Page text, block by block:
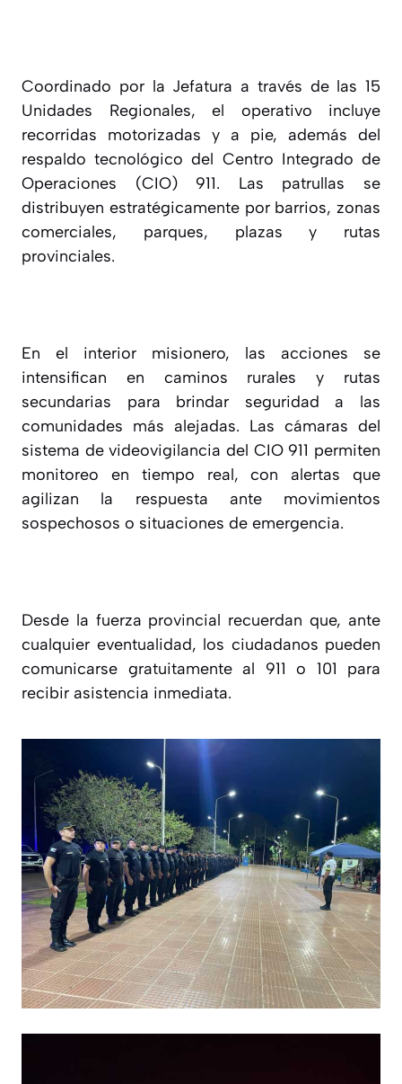
Coordinado por la Jefatura a través de las 15
Unidades Regionales, el operativo incluye
recorridas motorizadas y a pie, además del
respaldo tecnológico del Centro Integrado de
Operaciones (CIO) 911. Las patrullas se
distribuyen estratégicamente por barrios, zonas
comerciales, parques, plazas y rutas
provinciales.
En el interior misionero, las acciones se
intensifican en caminos rurales y rutas
secundarias para brindar seguridad a las
comunidades más alejadas. Las cámaras del
sistema de videovigilancia del CIO 911 permiten
monitoreo en tiempo real, con alertas que
agilizan la respuesta ante movimientos
sospechosos o situaciones de emergencia.
Desde la fuerza provincial recuerdan que, ante
cualquier eventualidad, los ciudadanos pueden
comunicarse gratuitamente al 911 o 101 para
recibir asistencia inmediata.